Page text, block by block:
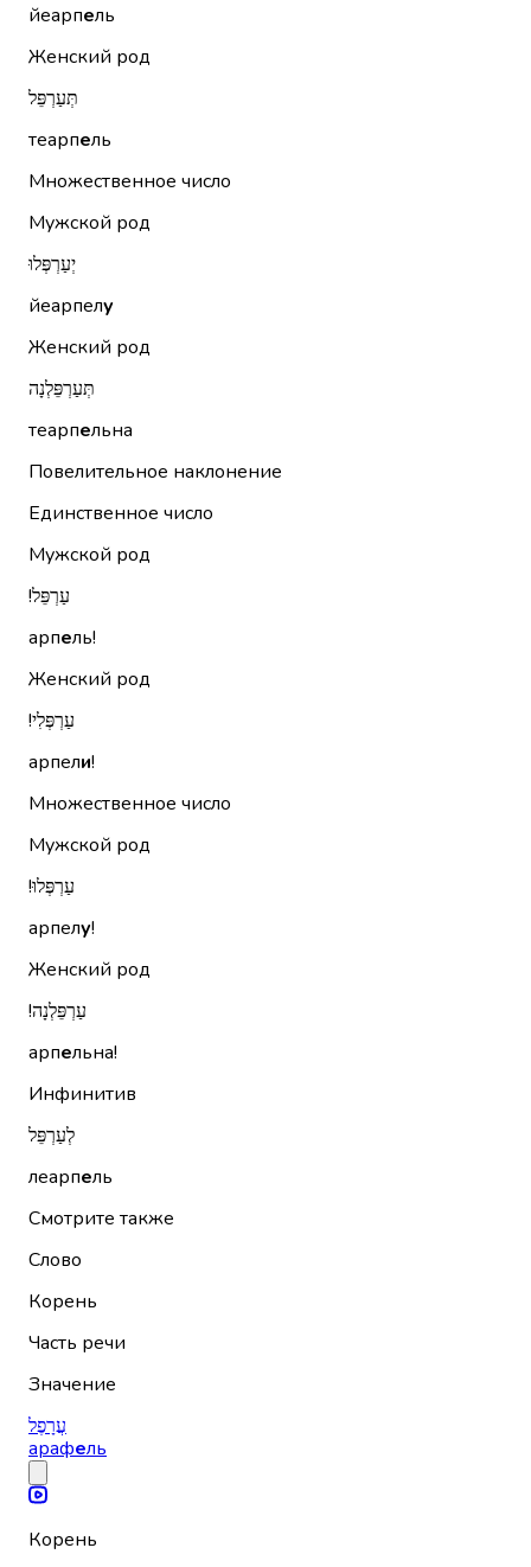
йеарпель
Женский род
תְּעַרְפֵּל
теарпель
Множественное число
Мужской род
יְעַרְפְּלוּ
йеарпелу
Женский род
תְּעַרְפֵּלְנָה
теарпельна
Повелительное наклонение
Единственное число
Мужской род
עַרְפֵּל!‏
арпель!
Женский род
עַרְפְּלִי!‏
арпели!
Множественное число
Мужской род
עַרְפְּלוּ!‏
арпелу!
Женский род
עַרְפֵּלְנָה!‏
арпельна!
Инфинитив
לְעַרְפֵּל
леарпель
Смотрите также
Слово
Корень
Часть речи
Значение
עֲרָפֶל
арафель
Корень